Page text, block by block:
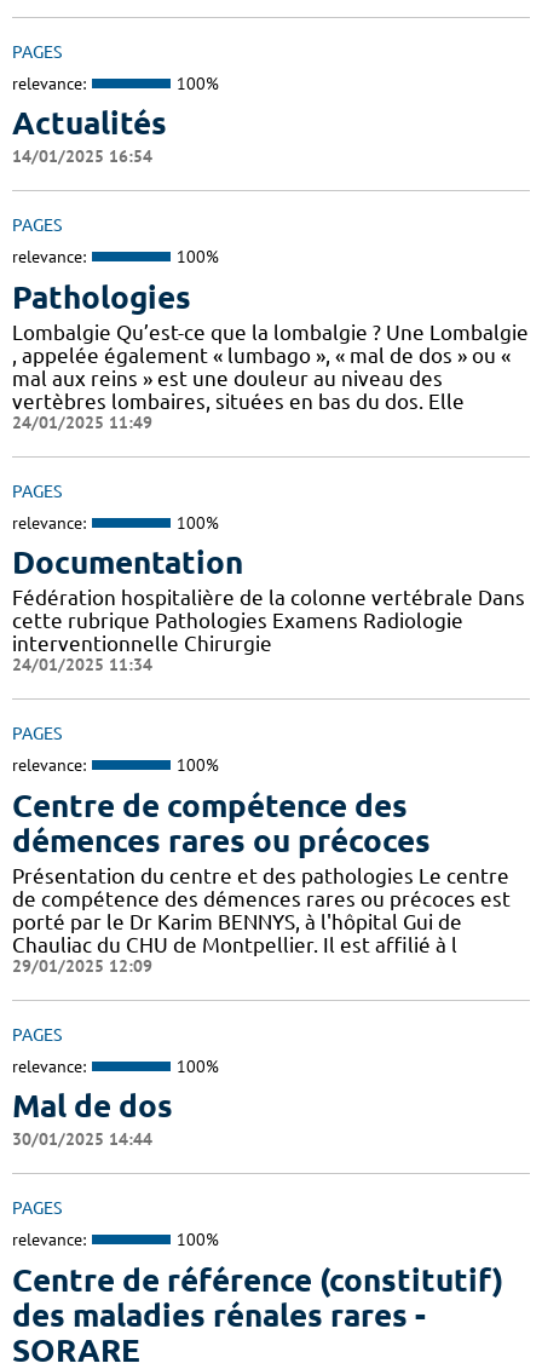
PAGES
relevance: 100%
Actualités
14/01/2025 16:54
PAGES
relevance: 100%
Pathologies
Lombalgie Qu’est-ce que la lombalgie ? Une Lombalgie
, appelée également « lumbago », « mal de dos » ou «
mal aux reins » est une douleur au niveau des
vertèbres lombaires, situées en bas du dos. Elle
24/01/2025 11:49
PAGES
relevance: 100%
Documentation
Fédération hospitalière de la colonne vertébrale Dans
cette rubrique Pathologies Examens Radiologie
interventionnelle Chirurgie
24/01/2025 11:34
PAGES
relevance: 100%
Centre de compétence des
démences rares ou précoces
Présentation du centre et des pathologies Le centre
de compétence des démences rares ou précoces est
porté par le Dr Karim BENNYS, à l'hôpital Gui de
Chauliac du CHU de Montpellier. Il est affilié à l
29/01/2025 12:09
PAGES
relevance: 100%
Mal de dos
30/01/2025 14:44
PAGES
relevance: 100%
Centre de référence (constitutif)
des maladies rénales rares -
SORARE